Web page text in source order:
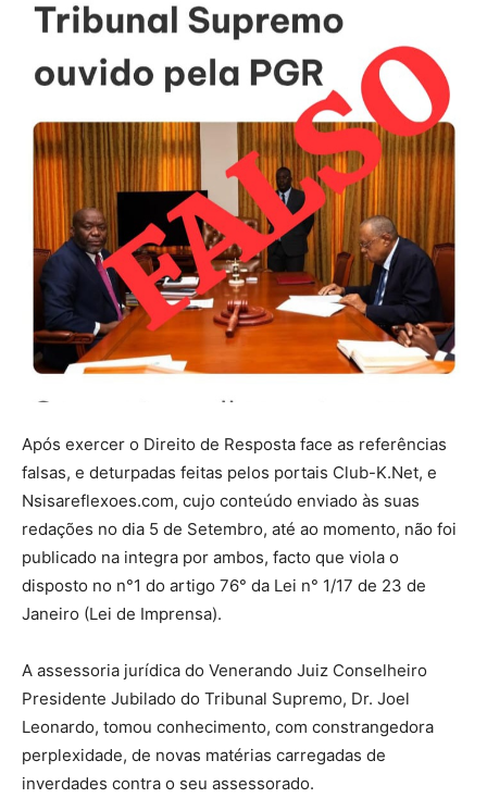
Após exercer o Direito de Resposta face as referências
falsas, e deturpadas feitas pelos portais Club-K.Net, e
Nsisareflexoes.com, cujo conteúdo enviado às suas
redações no dia 5 de Setembro, até ao momento, não foi
publicado na integra por ambos, facto que viola o
disposto no n°1 do artigo 76° da Lei n° 1/17 de 23 de
Janeiro (Lei de Imprensa).
A assessoria jurídica do Venerando Juiz Conselheiro
Presidente Jubilado do Tribunal Supremo, Dr. Joel
Leonardo, tomou conhecimento, com constrangedora
perplexidade, de novas matérias carregadas de
inverdades contra o seu assessorado.